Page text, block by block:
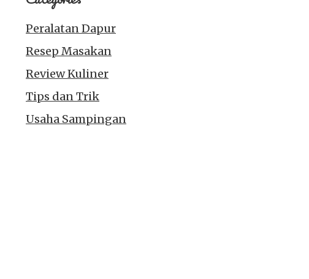
Peralatan Dapur
Resep Masakan
Review Kuliner
Tips dan Trik
Usaha Sampingan